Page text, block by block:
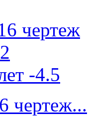
чертеж...